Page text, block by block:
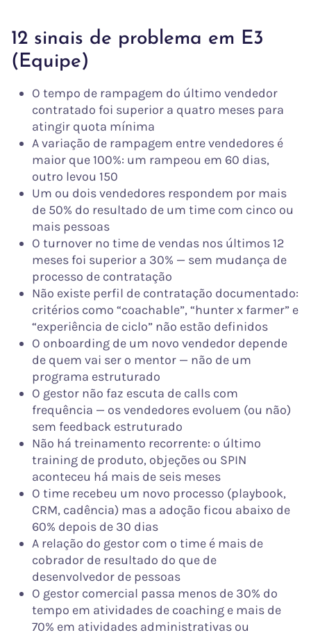
12 sinais de problema em E3
(Equipe)
O tempo de rampagem do último vendedor
contratado foi superior a quatro meses para
atingir quota mínima
A variação de rampagem entre vendedores é
maior que 100%: um rampeou em 60 dias,
outro levou 150
Um ou dois vendedores respondem por mais
de 50% do resultado de um time com cinco ou
mais pessoas
O turnover no time de vendas nos últimos 12
meses foi superior a 30% — sem mudança de
processo de contratação
Não existe perfil de contratação documentado:
critérios como “coachable”, “hunter x farmer” e
“experiência de ciclo” não estão definidos
O onboarding de um novo vendedor depende
de quem vai ser o mentor — não de um
programa estruturado
O gestor não faz escuta de calls com
frequência — os vendedores evoluem (ou não)
sem feedback estruturado
Não há treinamento recorrente: o último
training de produto, objeções ou SPIN
aconteceu há mais de seis meses
O time recebeu um novo processo (playbook,
CRM, cadência) mas a adoção ficou abaixo de
60% depois de 30 dias
A relação do gestor com o time é mais de
cobrador de resultado do que de
desenvolvedor de pessoas
O gestor comercial passa menos de 30% do
tempo em atividades de coaching e mais de
70% em atividades administrativas ou